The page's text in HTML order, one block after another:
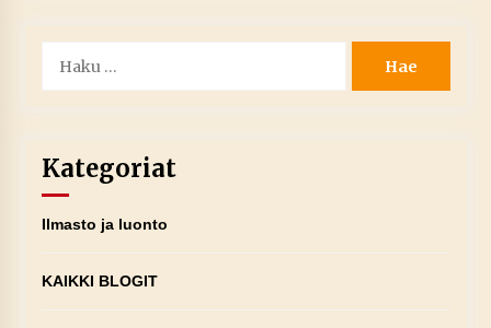
Kategoriat
Ilmasto ja luonto
KAIKKI BLOGIT